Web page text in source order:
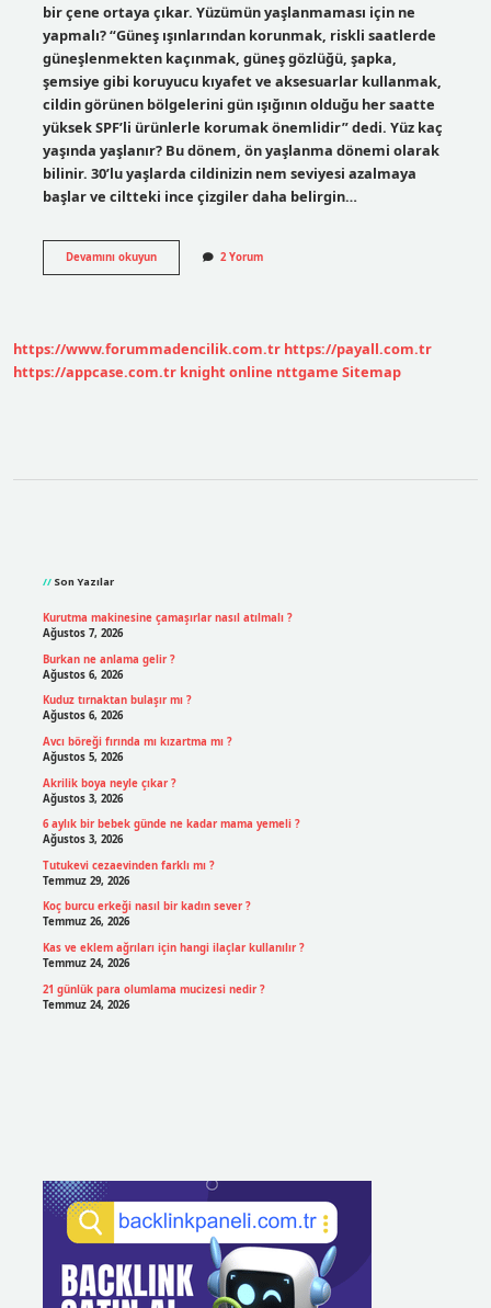
bir çene ortaya çıkar. Yüzümün yaşlanmaması için ne
yapmalı? “Güneş ışınlarından korunmak, riskli saatlerde
güneşlenmekten kaçınmak, güneş gözlüğü, şapka,
şemsiye gibi koruyucu kıyafet ve aksesuarlar kullanmak,
cildin görünen bölgelerini gün ışığının olduğu her saatte
yüksek SPF’li ürünlerle korumak önemlidir” dedi. Yüz kaç
yaşında yaşlanır? Bu dönem, ön yaşlanma dönemi olarak
bilinir. 30’lu yaşlarda cildinizin nem seviyesi azalmaya
başlar ve ciltteki ince çizgiler daha belirgin…
Devamını okuyunYüzüm
Neden
2 Yorum
https://www.forummadencilik.com.tr https://payall.com.tr
https://appcase.com.tr knight online nttgame Sitemap
Son Yazılar
Kurutma makinesine çamaşırlar nasıl atılmalı ?
Ağustos 7, 2026
Burkan ne anlama gelir ?
Ağustos 6, 2026
Kuduz tırnaktan bulaşır mı ?
Ağustos 6, 2026
Avcı böreği fırında mı kızartma mı ?
Ağustos 5, 2026
Akrilik boya neyle çıkar ?
Ağustos 3, 2026
6 aylık bir bebek günde ne kadar mama yemeli ?
Ağustos 3, 2026
Tutukevi cezaevinden farklı mı ?
Temmuz 29, 2026
Koç burcu erkeği nasıl bir kadın sever ?
Temmuz 26, 2026
Kas ve eklem ağrıları için hangi ilaçlar kullanılır ?
Temmuz 24, 2026
21 günlük para olumlama mucizesi nedir ?
Temmuz 24, 2026